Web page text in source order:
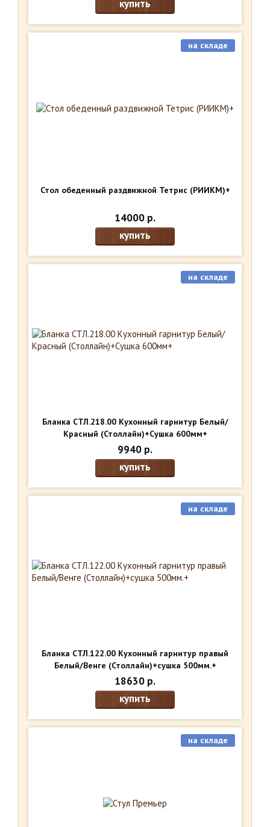
купить
Стол обеденный раздвижной Тетрис (РИИКМ)+
на складе
14000 р.
купить
Бланка СТЛ.218.00 Кухонный гарнитур Белый/
Красный (Столлайн)+Сушка 600мм+
на складе
9940 р.
купить
Бланка СТЛ.122.00 Кухонный гарнитур правый
Белый/Венге (Столлайн)+сушка 500мм.+
на складе
18630 р.
купить
на складе